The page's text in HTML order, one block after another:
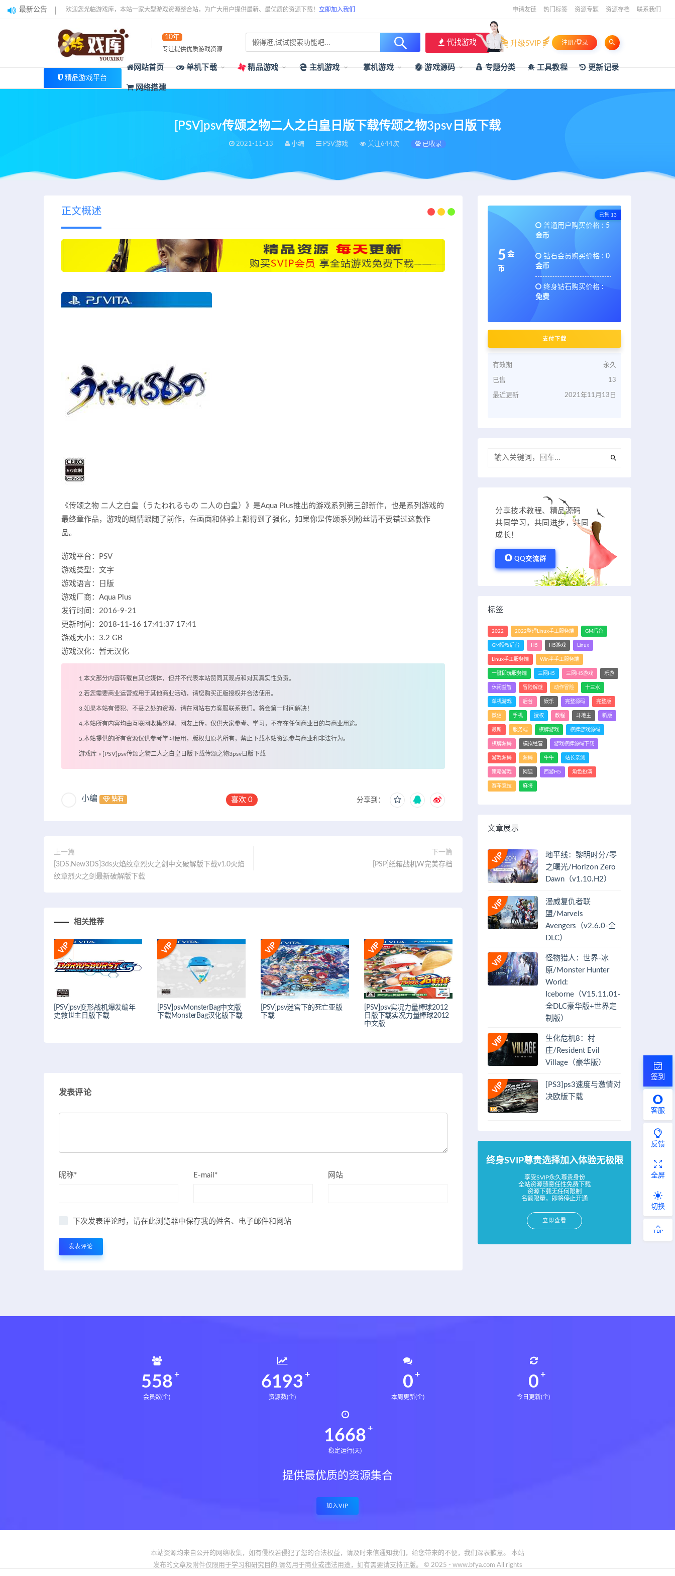
最新公告 欢迎您光临游戏库，本站一家大型游戏资源整合站，为广大用户提供最新、最优质的资源下载！ 立即加入我们 申请友链 热门标签 资源专题 资源存档 联系我们
10年
专注提供优质游戏资源
代找游戏 升级SVIP 注册/登录
精品游戏平台
网站首页 单机下载 精品游戏 主机游戏 掌机游戏 游戏源码 专题分类 工具教程 更新记录
网络搭建
[PSV]psv传颂之物二人之白皇日版下载传颂之物3psv日版下载
2021-11-13 小编 PSV游戏 关注644次 已收录
正文概述
《传颂之物 二人之白皇（うたわれるもの 二人の白皇）》是Aqua Plus推出的游戏系列第三部新作，也是系列游戏的
最终章作品，游戏的剧情跟随了前作，在画面和体验上都得到了强化，如果你是传颂系列粉丝请不要错过这款作
品。
游戏平台：PSV
游戏类型：文字
游戏语言：日版
游戏厂商：Aqua Plus
发行时间：2016-9-21
更新时间：2018-11-16 17:41:37 17:41
游戏大小：3.2 GB
游戏汉化：暂无汉化
1.本文部分内容转载自其它媒体，但并不代表本站赞同其观点和对其真实性负责。
2.若您需要商业运营或用于其他商业活动，请您购买正版授权并合法使用。
3.如果本站有侵犯、不妥之处的资源，请在网站右方客服联系我们。将会第一时间解决！
4.本站所有内容均由互联网收集整理、网友上传，仅供大家参考、学习，不存在任何商业目的与商业用途。
5.本站提供的所有资源仅供参考学习使用，版权归原著所有，禁止下载本站资源参与商业和非法行为。
游戏库 » [PSV]psv传颂之物二人之白皇日版下载传颂之物3psv日版下载
小编 钻石 喜欢0 分享到：
上一篇
[3DS,New3DS]3ds火焰纹章烈火之剑中文破解版下载v1.0火焰
纹章烈火之剑最新破解版下载
下一篇
[PSP]纸箱战机W完美存档
相关推荐
[PSV]psv变形战机爆发编年
史救世主日版下载
[PSV]psvMonsterBag中文版
下载MonsterBag汉化版下载
[PSV]psv迷宫下的死亡亚版
下载
[PSV]psv实况力量棒球2012
日版下载实况力量棒球2012
中文版
发表评论
昵称* E-mail* 网站
下次发表评论时，请在此浏览器中保存我的姓名、电子邮件和网站
已售 13
5 金
币
普通用户购买价格 : 5
金币
钻石会员购买价格 : 0
金币
终身钻石购买价格 :
免费
支付下载
有效期 永久
已售 13
最近更新 2021年11月13日
分享技术教程、精品源码
共同学习，共同进步，共同
成长！
QQ交流群
标签
2022 2022整理Linux手工服务端 GM后台
GM授权后台 H5 H5游戏 Linux
Linux手工服务端 Win半手工服务端
一键即玩服务端 三网H5 三网H5游戏 乐游
休闲益智 冒险解谜 动作冒险 十三水
单机游戏 后台 娱乐 完整源码 完整版
微信 手机 授权 教程 斗地主 新版
最新 服务端 棋牌游戏 棋牌游戏源码
棋牌源码 模拟经营 游戏棋牌源码下载
游戏源码 源码 牛牛 站长亲测
策略游戏 网狐 西游H5 角色扮演
赛车竞技 麻将
文章展示
地平线：黎明时分/零
之曙光/Horizon Zero
Dawn（v1.10.H2）
漫威复仇者联
盟/Marvels
Avengers（v2.6.0-全
DLC）
怪物猎人：世界-冰
原/Monster Hunter
World:
Iceborne（V15.11.01-
全DLC豪华版+世界定
制版）
生化危机8：村
庄/Resident Evil
Village（豪华版）
[PS3]ps3速度与激情对
决欧版下载
终身SVIP尊贵选择加入体验无极限
享受SVIP永久尊贵身份
全站资源随意任性免费下载
资源下载无任何限制
名额限量，即将停止开通
立即查看
562
会员数(个)
6235
资源数(个)
0
本周更新(个)
0
今日更新(个)
1679
稳定运行(天)
提供最优质的资源集合
加入VIP
本站资源均来自公开的网络收集，如有侵权若侵犯了您的合法权益，请及时来信通知我们，给您带来的不便，我们深表歉意。 本站
发布的文章及附件仅限用于学习和研究目的.请勿用于商业或违法用途，如有需要请支持正版。 © 2025 - www.bfya.com All rights
签到
客服
反馈
全屏
切换